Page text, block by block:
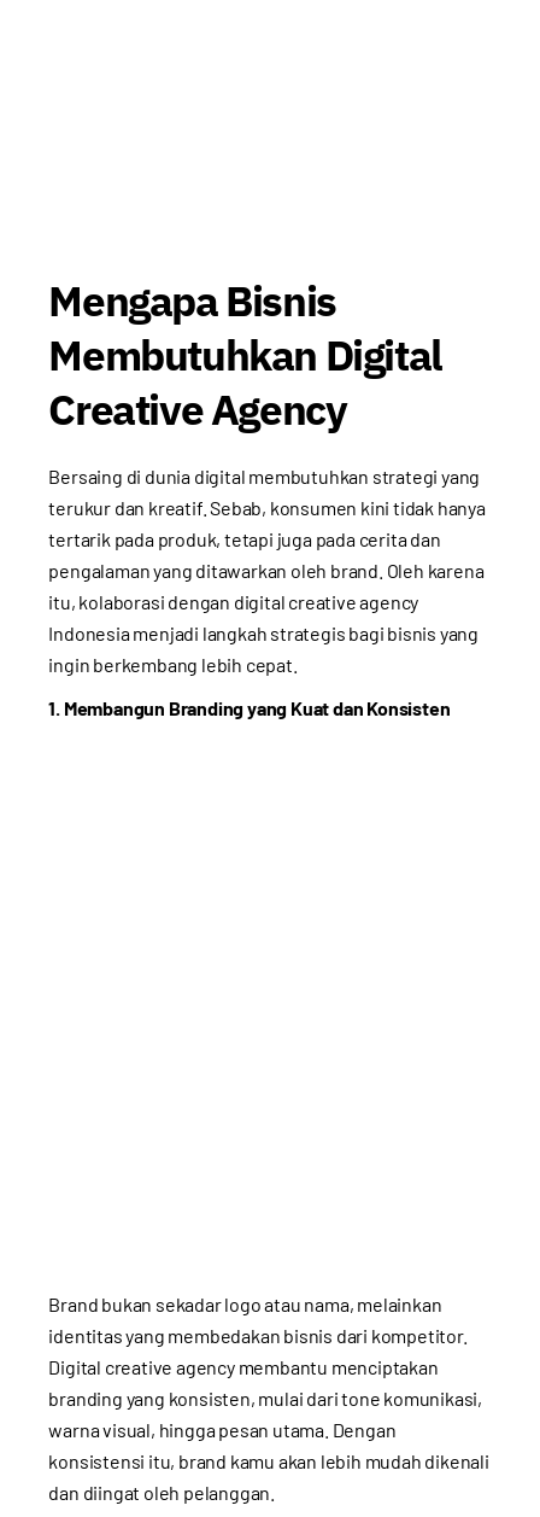
Mengapa Bisnis
Membutuhkan Digital
Creative Agency
Bersaing di dunia digital membutuhkan strategi yang
terukur dan kreatif. Sebab, konsumen kini tidak hanya
tertarik pada produk, tetapi juga pada cerita dan
pengalaman yang ditawarkan oleh brand. Oleh karena
itu, kolaborasi dengan digital creative agency
Indonesia menjadi langkah strategis bagi bisnis yang
ingin berkembang lebih cepat.
1. Membangun Branding yang Kuat dan Konsisten
Brand bukan sekadar logo atau nama, melainkan
identitas yang membedakan bisnis dari kompetitor.
Digital creative agency membantu menciptakan
branding yang konsisten, mulai dari tone komunikasi,
warna visual, hingga pesan utama. Dengan
konsistensi itu, brand kamu akan lebih mudah dikenali
dan diingat oleh pelanggan.